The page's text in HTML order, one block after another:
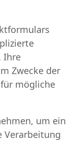
Ihre
Zwecke der
mögliche
um ein
Verarbeitung